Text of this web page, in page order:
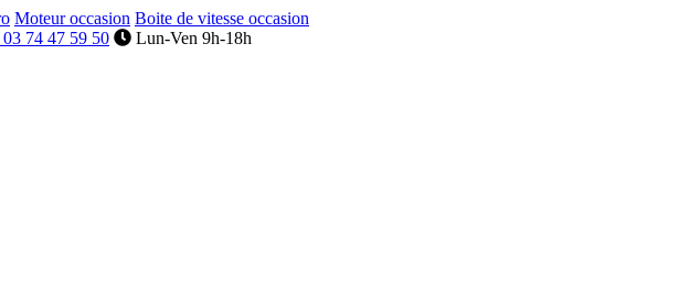
Moteur occasion Boite de vitesse occasion
03 74 47 59 50 Lun-Ven 9h-18h